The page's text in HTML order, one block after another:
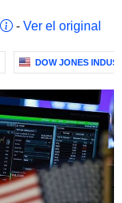
- Ver el original
DOW JONES